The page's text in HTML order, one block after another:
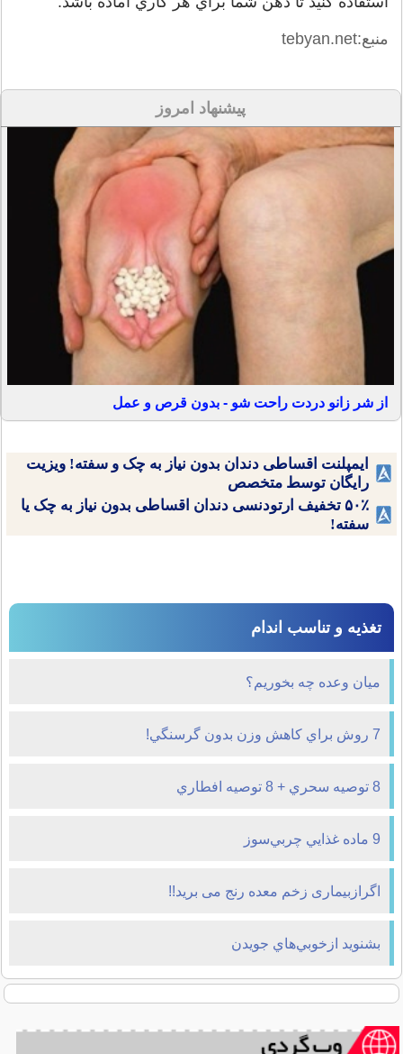
منبع:tebyan.net
پیشنهاد امروز
از شر زانو دردت راحت شو - بدون قرص و عمل
ایمپلنت اقساطی دندان بدون نیاز به چک و سفته! ویزیت
رایگان توسط متخصص
۵۰٪ تخفیف ارتودنسی دندان اقساطی بدون نیاز به چک یا
سفته!
تغذیه و تناسب اندام
ميان ‌وعده چه بخوريم؟
7 روش براي كاهش وزن بدون گرسنگي!
8 توصيه سحري + 8 توصيه افطاري
9 ماده غذايي چربي‌سوز
اگرازبیماری زخم معده رنج می برید!!
بشنويد ازخوبي‌هاي جويدن